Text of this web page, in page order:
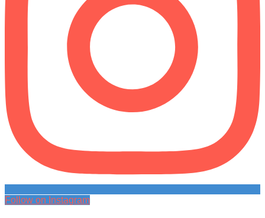
Follow on Instagram